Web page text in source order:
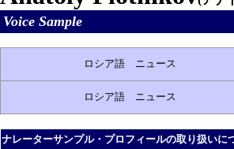
Voice Sample
ロシア語 ニュース
ロシア語 ニュース
ナレーターサンプル・プロフィールの取り扱いに